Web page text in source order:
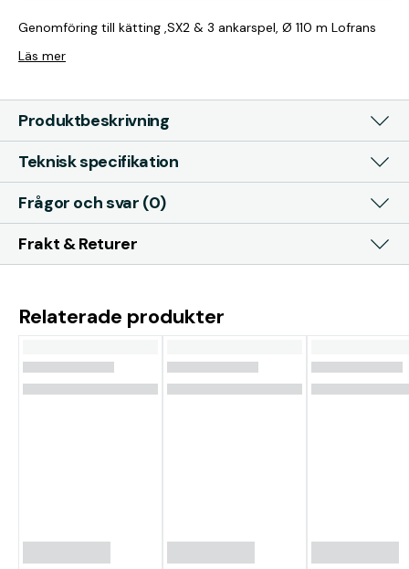
Genomföring till kätting ,SX2 & 3 ankarspel, Ø 110 m Lofrans
Läs mer
Produktbeskrivning
Teknisk specifikation
Frågor och svar (0)
Frakt & Returer
Relaterade produkter